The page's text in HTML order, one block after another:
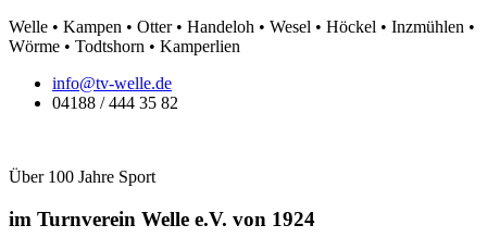
Zum
Inhalt
Welle • Kampen • Otter • Handeloh • Wesel • Höckel • Inzmühlen •
Wörme • Todtshorn • Kamperlien
info@tv-welle.de
04188 / 444 35 82
Über 100 Jahre Sport
im Turnverein Welle e.V. von 1924